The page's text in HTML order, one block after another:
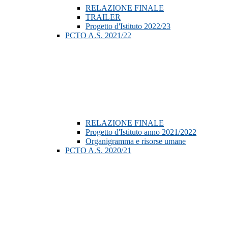
RELAZIONE FINALE
TRAILER
Progetto d'Istituto 2022/23
PCTO A.S. 2021/22
RELAZIONE FINALE
Progetto d'Istituto anno 2021/2022
Organigramma e risorse umane
PCTO A.S. 2020/21